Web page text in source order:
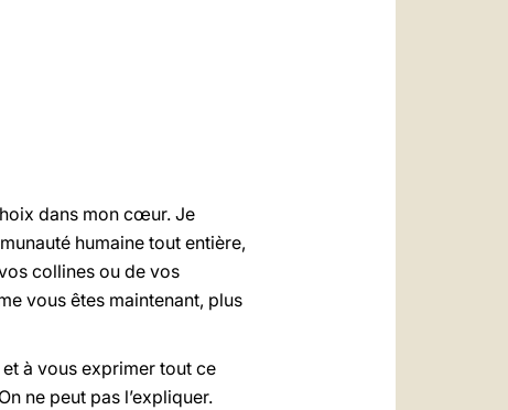
dans mon cœur. Je
humaine tout entière,
collines ou de vos
vous êtes maintenant, plus
à vous exprimer tout ce
ne peut pas l’expliquer.